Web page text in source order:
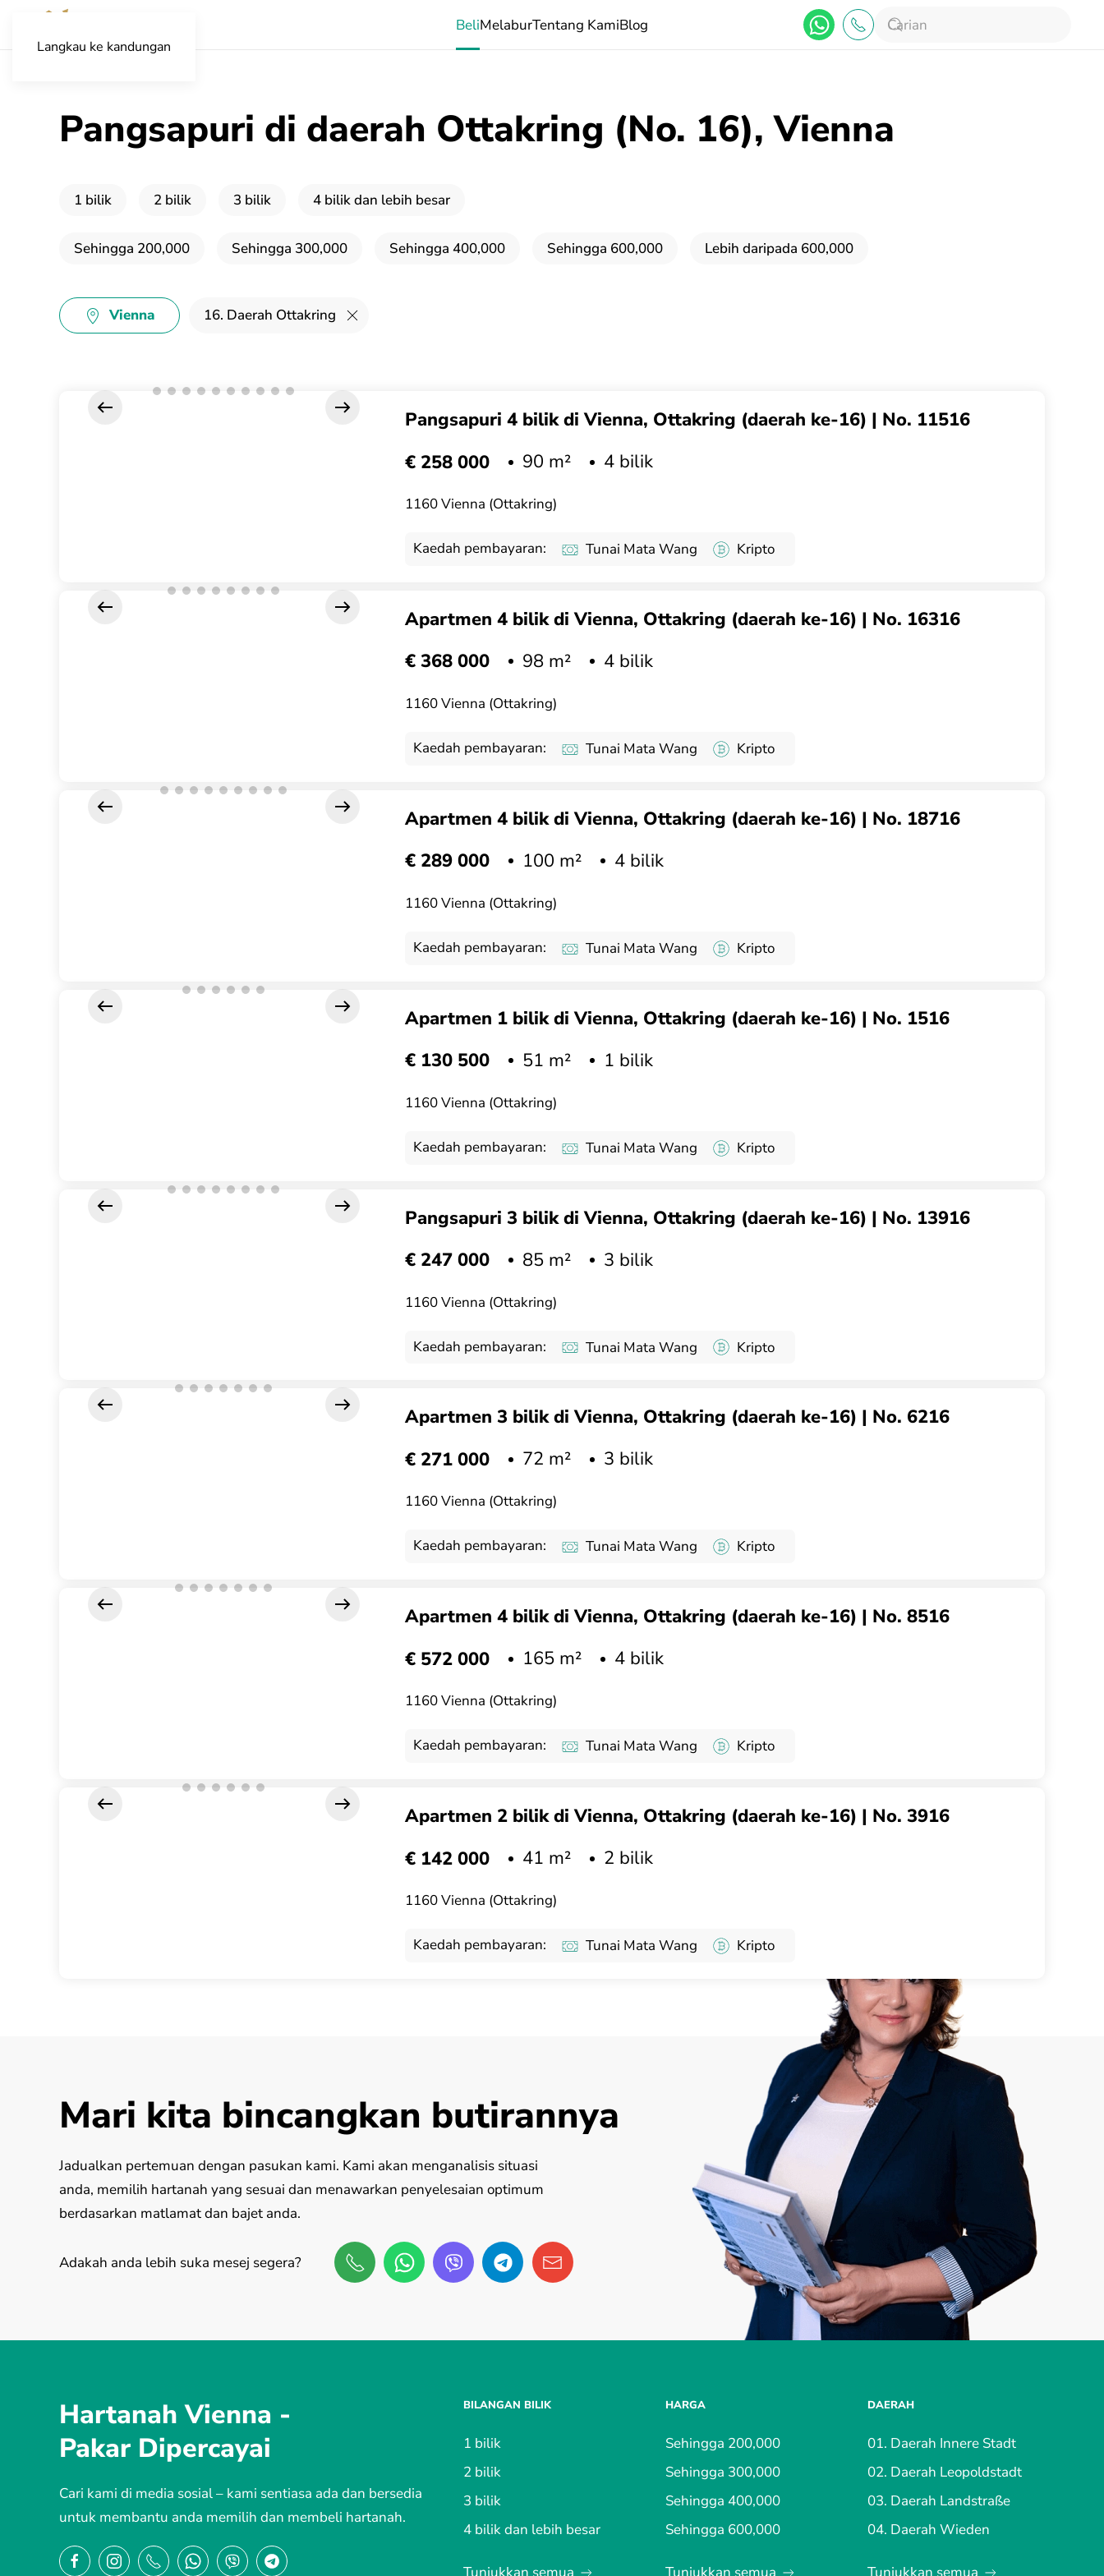
Langkau ke kandungan
BeliMelaburTentang KamiBlog
Pangsapuri di daerah Ottakring (No. 16), Vienna
1 bilik 2 bilik 3 bilik 4 bilik dan lebih besar
Sehingga 200,000 Sehingga 300,000 Sehingga 400,000 Sehingga 600,000 Lebih daripada 600,000
Vienna 16. Daerah Ottakring
Pangsapuri 4 bilik di Vienna, Ottakring (daerah ke-16) | No. 11516
€ 258 000
90 m² 4 bilik
1160 Vienna (Ottakring)
Kaedah pembayaran: Tunai Mata Wang Kripto
Apartmen 4 bilik di Vienna, Ottakring (daerah ke-16) | No. 16316
€ 368 000
98 m² 4 bilik
1160 Vienna (Ottakring)
Kaedah pembayaran: Tunai Mata Wang Kripto
Apartmen 4 bilik di Vienna, Ottakring (daerah ke-16) | No. 18716
€ 289 000
100 m² 4 bilik
1160 Vienna (Ottakring)
Kaedah pembayaran: Tunai Mata Wang Kripto
Apartmen 1 bilik di Vienna, Ottakring (daerah ke-16) | No. 1516
€ 130 500
51 m² 1 bilik
1160 Vienna (Ottakring)
Kaedah pembayaran: Tunai Mata Wang Kripto
Pangsapuri 3 bilik di Vienna, Ottakring (daerah ke-16) | No. 13916
€ 247 000
85 m² 3 bilik
1160 Vienna (Ottakring)
Kaedah pembayaran: Tunai Mata Wang Kripto
Apartmen 3 bilik di Vienna, Ottakring (daerah ke-16) | No. 6216
€ 271 000
72 m² 3 bilik
1160 Vienna (Ottakring)
Kaedah pembayaran: Tunai Mata Wang Kripto
Apartmen 4 bilik di Vienna, Ottakring (daerah ke-16) | No. 8516
€ 572 000
165 m² 4 bilik
1160 Vienna (Ottakring)
Kaedah pembayaran: Tunai Mata Wang Kripto
Apartmen 2 bilik di Vienna, Ottakring (daerah ke-16) | No. 3916
€ 142 000
41 m² 2 bilik
1160 Vienna (Ottakring)
Kaedah pembayaran: Tunai Mata Wang Kripto
Mari kita bincangkan butirannya
Jadualkan pertemuan dengan pasukan kami. Kami akan menganalisis situasi
anda, memilih hartanah yang sesuai dan menawarkan penyelesaian optimum
berdasarkan matlamat dan bajet anda.
Adakah anda lebih suka mesej segera?
Hartanah Vienna -
Pakar Dipercayai
Cari kami di media sosial – kami sentiasa ada dan bersedia
untuk membantu anda memilih dan membeli hartanah.
BILANGAN BILIK
1 bilik
2 bilik
3 bilik
4 bilik dan lebih besar
HARGA
Sehingga 200,000
Sehingga 300,000
Sehingga 400,000
Sehingga 600,000
DAERAH
01. Daerah Innere Stadt
02. Daerah Leopoldstadt
03. Daerah Landstraße
04. Daerah Wieden